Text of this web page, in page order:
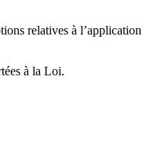
relatives à
à la Loi.